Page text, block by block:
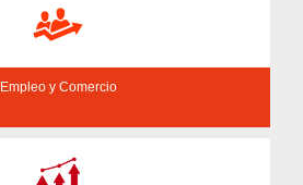
Empleo y Comercio